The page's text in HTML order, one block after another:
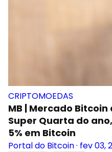
CRIPTOMOEDAS
MB | Mercado
Super Quarta do
5% em Bitcoin
Portal do Bitcoin· fev 03,